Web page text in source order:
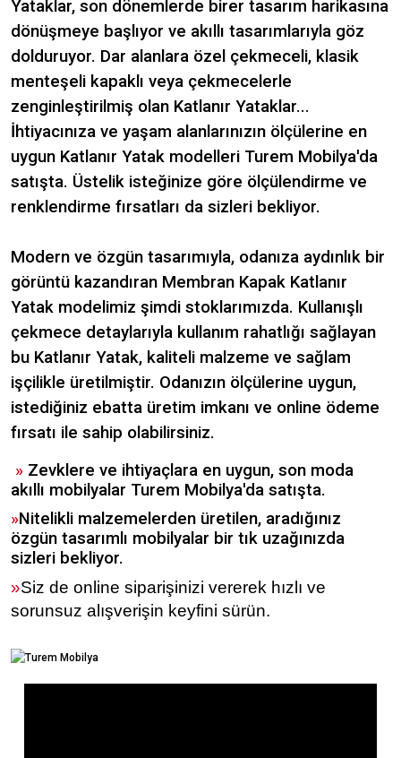
Yataklar, son dönemlerde birer tasarım harikasına
dönüşmeye başlıyor ve akıllı tasarımlarıyla göz
dolduruyor. Dar alanlara özel çekmeceli, klasik
menteşeli kapaklı veya çekmecelerle
zenginleştirilmiş olan Katlanır Yataklar...
İhtiyacınıza ve yaşam alanlarınızın ölçülerine en
uygun Katlanır Yatak modelleri Turem Mobilya'da
satışta. Üstelik isteğinize göre ölçülendirme ve
renklendirme fırsatları da sizleri bekliyor.
Modern ve özgün tasarımıyla, odanıza aydınlık bir
görüntü kazandıran Membran Kapak Katlanır
Yatak modelimiz şimdi stoklarımızda. Kullanışlı
çekmece detaylarıyla kullanım rahatlığı sağlayan
bu Katlanır Yatak, kaliteli malzeme ve sağlam
işçilikle üretilmiştir. Odanızın ölçülerine uygun,
istediğiniz ebatta üretim imkanı ve online ödeme
fırsatı ile sahip olabilirsiniz.
» Zevklere ve ihtiyaçlara en uygun, son moda
akıllı mobilyalar Turem Mobilya'da satışta.
»Nitelikli malzemelerden üretilen, aradığınız
özgün tasarımlı mobilyalar bir tık uzağınızda
sizleri bekliyor.
»Siz de online siparişinizi vererek hızlı ve
sorunsuz alışverişin keyfini sürün.